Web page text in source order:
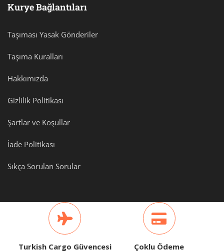
Kurye Bağlantıları
Taşıması Yasak Gönderiler
Taşıma Kuralları
Hakkımızda
Gizlilik Politikası
Şartlar ve Koşullar
İade Politikası
Sıkça Sorulan Sorular
Turkish Cargo Güvencesi
Çoklu Ödeme